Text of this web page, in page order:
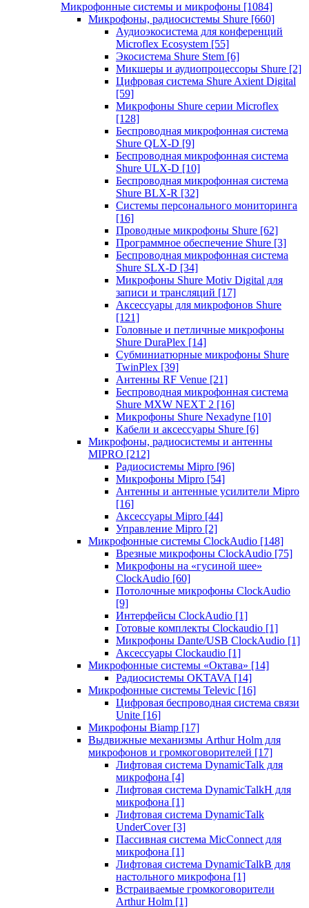
Микрофонные системы и микрофоны [1084]
Микрофоны, радиосистемы Shure [660]
Аудиоэкосистема для конференций
Microflex Ecosystem [55]
Экосистема Shure Stem [6]
Микшеры и аудиопроцессоры Shure [2]
Цифровая система Shure Axient Digital
[59]
Микрофоны Shure серии Microflex
[128]
Беспроводная микрофонная система
Shure QLX-D [9]
Беспроводная микрофонная система
Shure ULX-D [10]
Беспроводная микрофонная система
Shure BLX-R [32]
Системы персонального мониторинга
[16]
Проводные микрофоны Shure [62]
Программное обеспечение Shure [3]
Беспроводная микрофонная система
Shure SLX-D [34]
Микрофоны Shure Motiv Digital для
записи и трансляций [17]
Аксессуары для микрофонов Shure
[121]
Головные и петличные микрофоны
Shure DuraPlex [14]
Субминиатюрные микрофоны Shure
TwinPlex [39]
Антенны RF Venue [21]
Беспроводная микрофонная система
Shure MXW NEXT 2 [16]
Микрофоны Shure Nexadyne [10]
Кабели и аксессуары Shure [6]
Микрофоны, радиосистемы и антенны
MIPRO [212]
Радиосистемы Mipro [96]
Микрофоны Mipro [54]
Антенны и антенные усилители Mipro
[16]
Аксессуары Mipro [44]
Управление Mipro [2]
Микрофонные системы ClockAudio [148]
Врезные микрофоны ClockAudio [75]
Микрофоны на «гусиной шее»
ClockAudio [60]
Потолочные микрофоны ClockAudio
[9]
Интерфейсы ClockAudio [1]
Готовые комплекты Clockaudio [1]
Микрофоны Dante/USB ClockAudio [1]
Аксессуары Clockaudio [1]
Микрофонные системы «Октава» [14]
Радиосистемы OKTAVA [14]
Микрофонные системы Televic [16]
Цифровая беспроводная система связи
Unite [16]
Микрофоны Biamp [17]
Выдвижные механизмы Arthur Holm для
микрофонов и громкоговорителей [17]
Лифтовая система DynamicTalk для
микрофона [4]
Лифтовая система DynamicTalkH для
микрофона [1]
Лифтовая система DynamicTalk
UnderCover [3]
Пассивная система MicConnect для
микрофона [1]
Лифтовая система DynamicTalkB для
настольного микрофона [1]
Встраиваемые громкоговорители
Arthur Holm [1]